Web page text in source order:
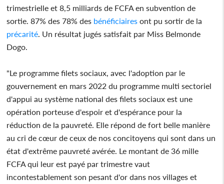
trimestrielle et 8,5 milliards de FCFA en subvention de
sortie. 87% des 78% des bénéficiaires ont pu sortir de la
précarité . Un résultat jugés satisfait par Miss Belmonde
Dogo.
"Le programme filets sociaux, avec l'adoption par le
gouvernement en mars 2022 du programme multi sectoriel
d'appui au système national des filets sociaux est une
opération porteuse d'espoir et d'espérance pour la
réduction de la pauvreté. Elle répond de fort belle manière
au cri de cœur de ceux de nos concitoyens qui sont dans un
état d'extrême pauvreté avérée. Le montant de 36 mille
FCFA qui leur est payé par trimestre vaut
incontestablement son pesant d'or dans nos villages et